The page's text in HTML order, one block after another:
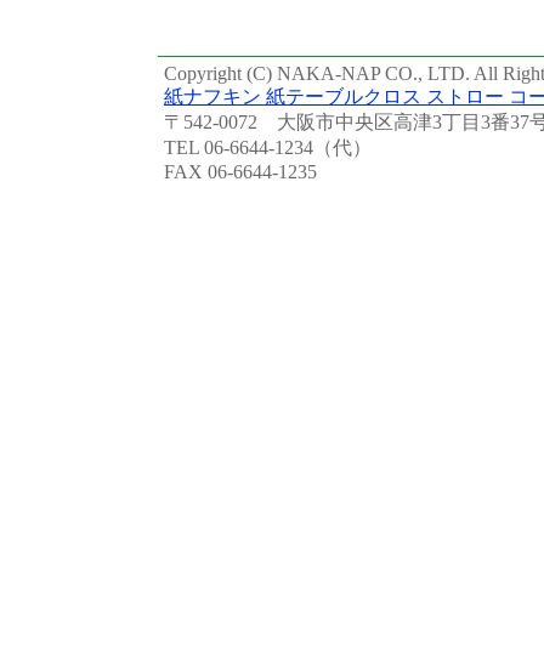
Copyright (C) NAKA-NAP CO., LTD. All
紙ナフキン 紙テーブルクロス ストロー
〒542-0072 大阪市中央区高津3丁目3番37
TEL 06-6644-1234（代）
FAX 06-6644-1235